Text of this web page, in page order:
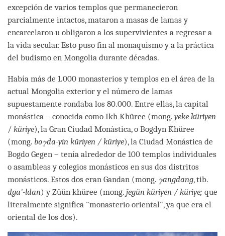
excepción de varios templos que permanecieron
parcialmente intactos, mataron a masas de lamas y
encarcelaron u obligaron a los supervivientes a regresar a
la vida secular. Esto puso fin al monaquismo y a la práctica
del budismo en Mongolia durante décadas.
Había más de 1.000 monasterios y templos en el área de la
actual Mongolia exterior y el número de lamas
supuestamente rondaba los 80.000. Entre ellas, la capital
monástica – conocida como Ikh Khüree (mong. yeke küriyen
/ küriye), la Gran Ciudad Monástica, o Bogdyn Khüree
(mong. boγda-yin küriyen / küriye), la Ciudad Monástica de
Bogdo Gegen – tenía alrededor de 100 templos individuales
o asambleas y colegios monásticos en sus dos distritos
monásticos. Estos dos eran Gandan (mong. γangdang, tib.
dga'-ldan) y Züün khüree (mong. ǰegün küriyen / küriye; que
literalmente significa "monasterio oriental", ya que era el
oriental de los dos).